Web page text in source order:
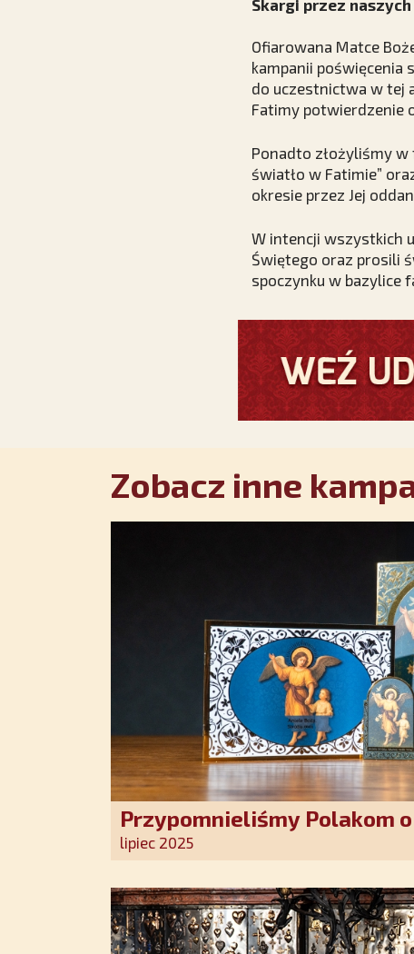
Skargi przez
Ofiarowana Matce
kampanii poświęcenia
do uczestnictwa w tej
Fatimy potwierdzenie
Ponadto złożyliśmy
światło w Fatimie”
okresie przez Jej
W intencji wszystkich
Świętego oraz prosili
spoczynku w bazylice
Zobacz inne
Przypomnieliśmy Polakom
Stróża!
lipiec 2025